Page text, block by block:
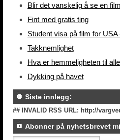
Blir det vanskelig å se en
Fint med gratis ting
Student visa på film for USA
Takknemlighet
Hva er hemmeligheten til
Dykking på havet
Siste innlegg:
## INVALID RSS URL: http://
Abonner på nyhetsbrevet